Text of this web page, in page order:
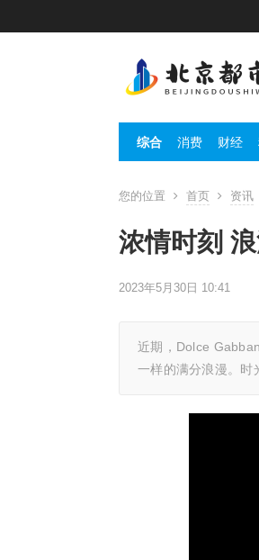
综合 消费 财经
您的位置 首页 资讯
浓情时刻
2023年5月30日 10:41
近期，Dolce
一样的满分浪漫。时